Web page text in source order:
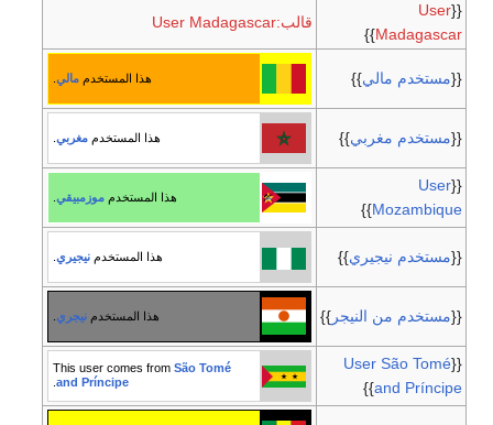
{{
User
Madagascar
}}
قالب:User Madagascar
{{مستخدم مالي}} هذا المستخدممالي
{{مستخدم مغربي}} هذا المستخدممغربي
{{
User
Mozambique
}}
هذا المستخدمموزمبيقي
{{مستخدم نيجيري}} هذا المستخدمنيجيري
{{مستخدم من النيجر }} هذا المستخدمنيجري
{{
User São Tomé
and Príncipe
}}
This user comes from São Tomé
and Príncipe